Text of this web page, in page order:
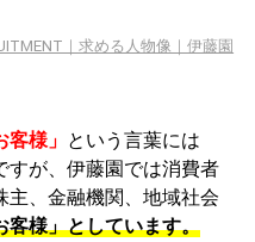
｜求める人物像｜伊藤園
客様」 という言葉には
すが、伊藤園では消費者
主、金融機関、地域社会
客様」としています。